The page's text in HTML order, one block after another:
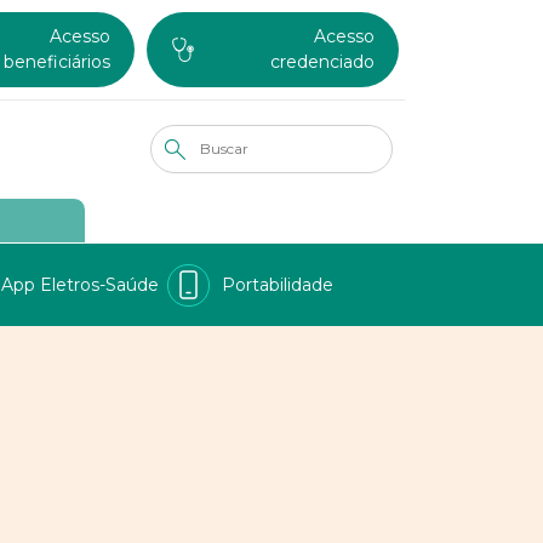
Acesso
beneficiários
Acesso
credenciado
App Eletros-Saúde Portabilidade